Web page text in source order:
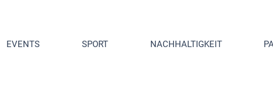
EVENTS SPORT NACHHALTIGKEIT